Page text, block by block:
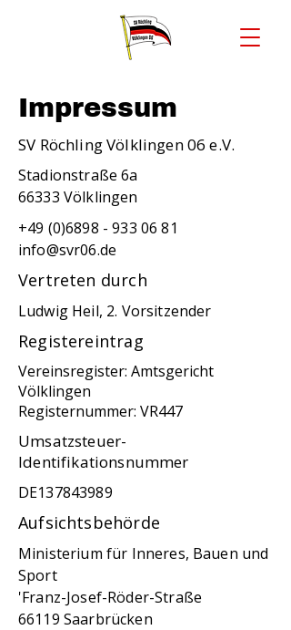
Impressum
SV Röchling Völklingen 06 e.V.
Stadionstraße 6a
66333 Völklingen
+49 (0)6898 - 933 06 81
info@svr06.de
Vertreten durch
Ludwig Heil, 2. Vorsitzender
Registereintrag
Vereinsregister: Amtsgericht
Völklingen
Registernummer: VR447
Umsatzsteuer-
Identifikationsnummer
DE137843989
Aufsichtsbehörde
Ministerium für Inneres, Bauen und
Sport
'Franz-Josef-Röder-Straße
66119 Saarbrücken